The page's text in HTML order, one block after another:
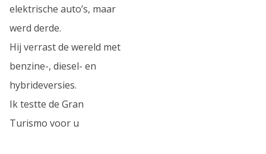
elektrische auto’s, maar
werd derde.
Hij verrast de wereld met
benzine-, diesel- en
hybrideversies.
Ik testte de Gran
Turismo voor u